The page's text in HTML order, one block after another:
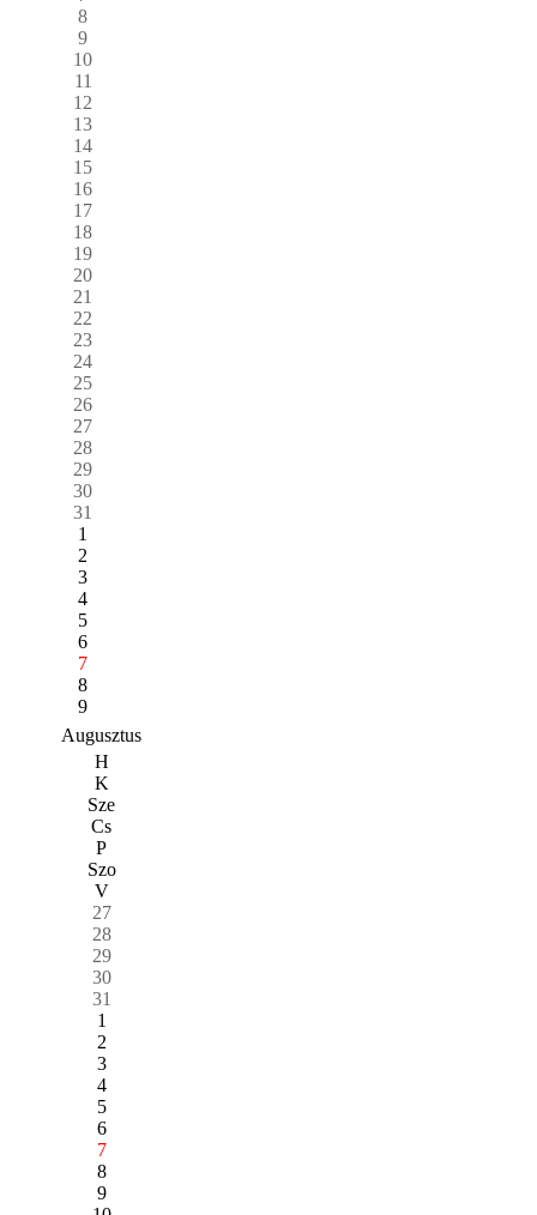
8
9
10
11
12
13
14
15
16
17
18
19
20
21
22
23
24
25
26
27
28
29
30
31
1
2
3
4
5
6
7
8
9
Augusztus
H
K
Sze
Cs
P
Szo
V
27
28
29
30
31
1
2
3
4
5
6
7
8
9